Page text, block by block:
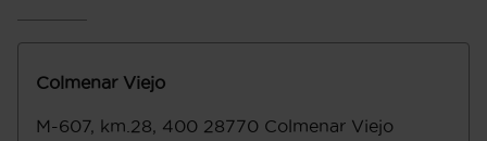
Colmenar Viejo
M-607, km.28, 400 28770 Colmenar Viejo